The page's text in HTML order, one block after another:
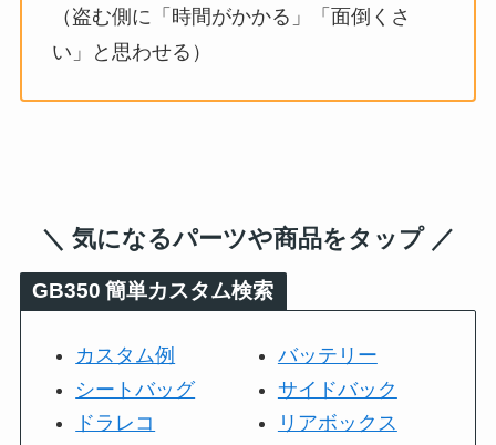
（盗む側に「時間がかかる」「面倒くさ
い」と思わせる）
＼ 気になるパーツや商品をタップ ／
GB350 簡単カスタム検索
カスタム例
シートバッグ
ドラレコ
バッテリー
サイドバック
リアボックス